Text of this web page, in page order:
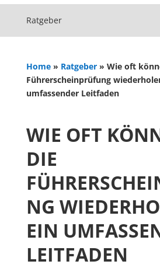
Ratgeber
Home» Ratgeber» Wie oft
Führerscheinprüfung
umfassender Leitfaden
WIE OFT
DIE
NG
EIN
LEITFADEN